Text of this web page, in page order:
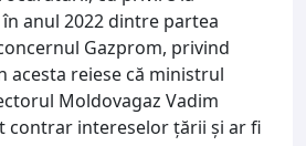
anul 2022 dintre partea
Gazprom, privind
acesta reiese că ministrul
Moldovagaz Vadim
contrar intereselor țării și ar fi